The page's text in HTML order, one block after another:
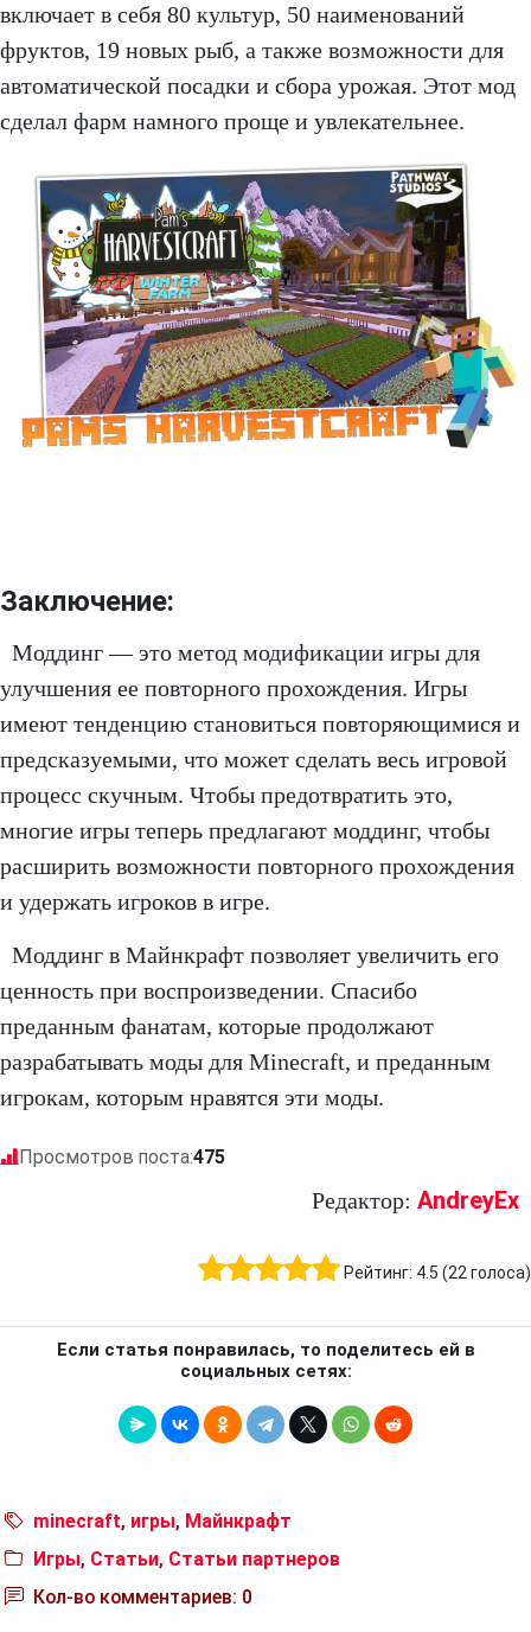
включает в себя 80 культур, 50 наименований
фруктов, 19 новых рыб, а также возможности для
автоматической посадки и сбора урожая. Этот мод
сделал фарм намного проще и увлекательнее.
Заключение:
Моддинг — это метод модификации игры для
улучшения ее повторного прохождения. Игры
имеют тенденцию становиться повторяющимися и
предсказуемыми, что может сделать весь игровой
процесс скучным. Чтобы предотвратить это,
многие игры теперь предлагают моддинг, чтобы
расширить возможности повторного прохождения
и удержать игроков в игре.
Моддинг в Майнкрафт позволяет увеличить его
ценность при воспроизведении. Спасибо
преданным фанатам, которые продолжают
разрабатывать моды для Minecraft, и преданным
игрокам, которым нравятся эти моды.
Просмотров поста:475
Редактор: AndreyEx
Рейтинг: 4.5 (22голоса)
Если статья понравилась, то поделитесь ей в
социальных сетях:
minecraft, игры, Майнкрафт
Игры, Статьи, Статьи партнеров
Кол-во комментариев: 0